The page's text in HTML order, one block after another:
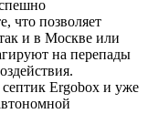
что позволяет
и в Москве или
на перепады
Ergobox и уже